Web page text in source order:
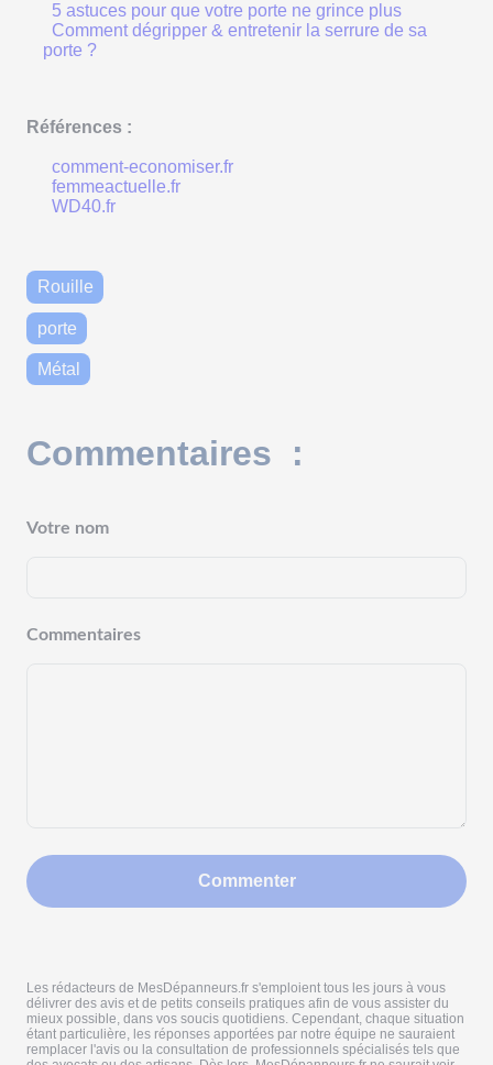
5 astuces pour que votre porte ne grince plus
Comment dégripper & entretenir la serrure de sa
porte ?
Références :
comment-economiser.fr
femmeactuelle.fr
WD40.fr
Rouille
porte
Métal
Commentaires :
Votre nom
Commentaires
Commenter
Les rédacteurs de MesDépanneurs.fr s'emploient tous les jours à vous
délivrer des avis et de petits conseils pratiques afin de vous assister du
mieux possible, dans vos soucis quotidiens. Cependant, chaque situation
étant particulière, les réponses apportées par notre équipe ne sauraient
remplacer l'avis ou la consultation de professionnels spécialisés tels que